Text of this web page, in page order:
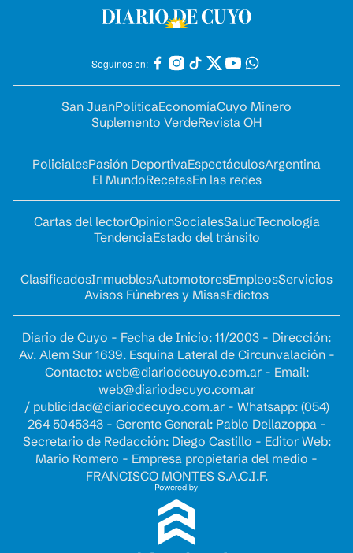
Seguinos en:
San JuanPolíticaEconomíaCuyo Minero
Suplemento VerdeRevista OH
PolicialesPasión DeportivaEspectáculosArgentina
El MundoRecetasEn las redes
Cartas del lectorOpinionSocialesSaludTecnología
TendenciaEstado del tránsito
ClasificadosInmueblesAutomotoresEmpleosServicios
Avisos Fúnebres y MisasEdictos
Diario de Cuyo - Fecha de Inicio: 11/2003 - Dirección:
Av. Alem Sur 1639. Esquina Lateral de Circunvalación -
Contacto: web@diariodecuyo.com.ar- Email:
web@diariodecuyo.com.ar
/ publicidad@diariodecuyo.com.ar- Whatsapp: (054)
264 5045343 - Gerente General: Pablo Dellazoppa -
Secretario de Redacción: Diego Castillo - Editor Web:
Mario Romero - Empresa propietaria del medio -
FRANCISCO MONTES S.A.C.I.F.